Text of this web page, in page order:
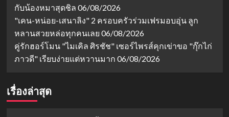
กับน้องหมาสุดชิล 06/08/2026
"เคน-หน่อย-เสนาลิง" 2 ครอบครัวร่วมเฟรมอบอุ่น ลูก
หลานสวยหล่อทุกคนเลย 06/08/2026
คู่รักฮอร์โมน "ไมเคิล ศิรชัช" เซอร์ไพรส์คุกเข่าขอ "กุ๊กไก่
ภาวดี" เรียบง่ายแต่หวานมาก 06/08/2026
เรื่องล่าสุด